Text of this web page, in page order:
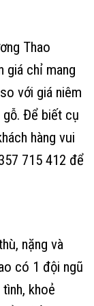
Thao
giá chỉ mang
với giá niêm
Để biết cụ
hàng vui
715 412 để
nặng và
có 1 đội ngũ
khoẻ